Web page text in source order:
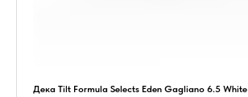
Дека Tilt Formula Selects Eden Gagliano 6.5 White